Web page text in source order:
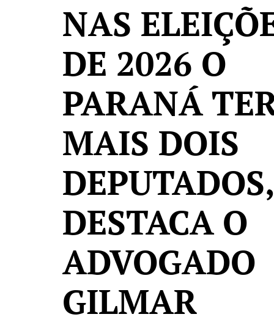
NAS
DE 2026 O
PARANÁ
MAIS DOIS
DEPUTADOS,
DESTACA O
ADVOGADO
GILMAR